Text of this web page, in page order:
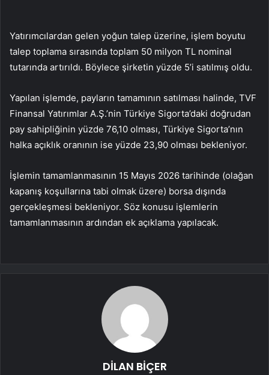
Yatırımcılardan gelen yoğun talep üzerine, işlem boyutu
talep toplama sırasında toplam 50 milyon TL nominal
tutarında artırıldı. Böylece şirketin yüzde 5’i satılmış oldu.
Yapılan işlemde, payların tamamının satılması halinde, TVF
Finansal Yatırımlar A.Ş.’nin Türkiye Sigorta’daki doğrudan
pay sahipliğinin yüzde 76,10 olması, Türkiye Sigorta’nın
halka açıklık oranının ise yüzde 23,90 olması bekleniyor.
İşlemin tamamlanmasının 15 Mayıs 2026 tarihinde (olağan
kapanış koşullarına tabi olmak üzere) borsa dışında
gerçekleşmesi bekleniyor. Söz konusu işlemlerin
tamamlanmasının ardından ek açıklama yapılacak.
DİLAN BİÇER